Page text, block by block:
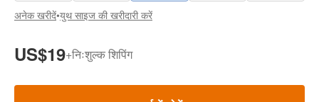
अनेक खरीदें•युथ साइज की खरीदारी करें
US$19+निःशुल्क शिपिंग